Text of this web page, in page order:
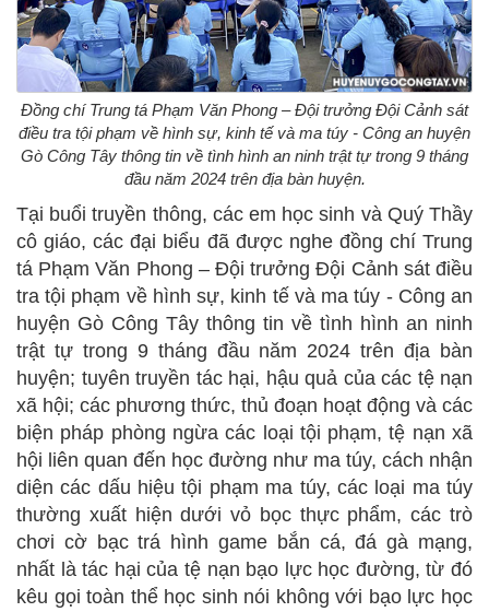
Đồng chí Trung tá Phạm Văn Phong – Đội trưởng Đội Cảnh sát
điều tra tội phạm về hình sự, kinh tế và ma túy - Công an huyện
Gò Công Tây thông tin về tình hình an ninh trật tự trong 9 tháng
đầu năm 2024 trên địa bàn huyện.
Tại buổi truyền thông, các em học sinh và Quý Thầy
cô giáo, các đại biểu đã được nghe đồng chí Trung
tá Phạm Văn Phong – Đội trưởng Đội Cảnh sát điều
tra tội phạm về hình sự, kinh tế và ma túy - Công an
huyện Gò Công Tây thông tin về tình hình an ninh
trật tự trong 9 tháng đầu năm 2024 trên địa bàn
huyện; tuyên truyền tác hại, hậu quả của các tệ nạn
xã hội; các phương thức, thủ đoạn hoạt động và các
biện pháp phòng ngừa các loại tội phạm, tệ nạn xã
hội liên quan đến học đường như ma túy, cách nhận
diện các dấu hiệu tội phạm ma túy, các loại ma túy
thường xuất hiện dưới vỏ bọc thực phẩm, các trò
chơi cờ bạc trá hình game bắn cá, đá gà mạng,
nhất là tác hại của tệ nạn bạo lực học đường, từ đó
kêu gọi toàn thể học sinh nói không với bạo lực học